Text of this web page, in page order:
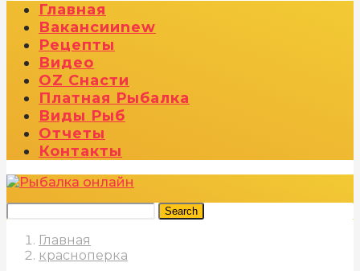
Главная
ВакансииNew
Рецепты
Видео
OZ Снасти
Платная Рыбалка
Виды Рыб
Отчеты
Контакты
Search
Главная
красноперка